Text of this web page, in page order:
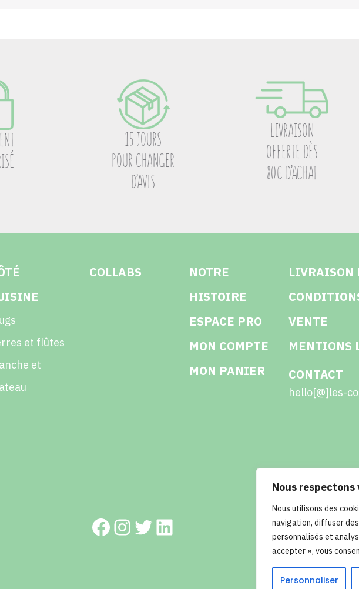
Nous
Nous utilisons des
navigation, diffuser
personnalisés et
accepter », vous
Personnaliser
15 JOURS
POUR CHANGER
D’AVIS
LIVRAISON
OFFERTE DÈS
80€ D’ACHAT
et flûtes
et
COLLABS
NOTRE
HISTOIRE
ESPACE PRO
MON COMPTE
MON PANIER
LIVRAISON
VENTE
MENTIONS
CONTACT
hello[@]les-
Facebook
Instagram
TwitterLinkedIn